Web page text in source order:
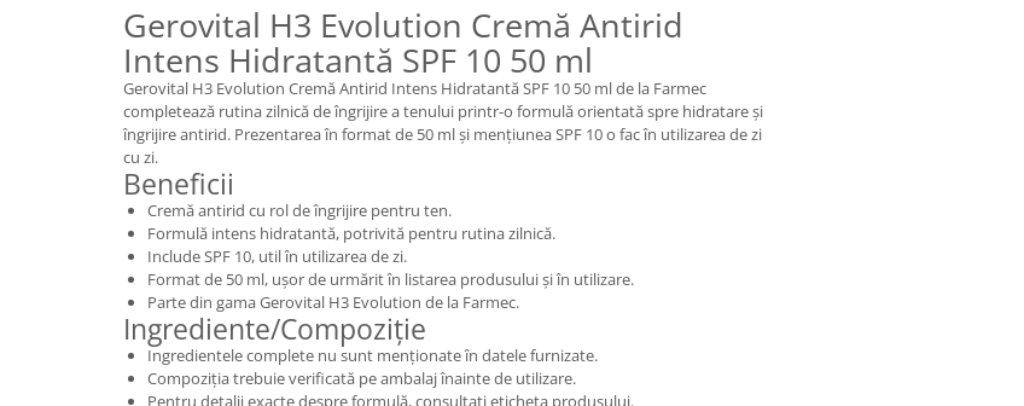
Gerovital H3 Evolution Cremă Antirid
Intens Hidratantă SPF 10 50 ml
Gerovital H3 Evolution Cremă Antirid Intens Hidratantă SPF 10 50 ml de la Farmec
completează rutina zilnică de îngrijire a tenului printr-o formulă orientată spre hidratare și
îngrijire antirid. Prezentarea în format de 50 ml și mențiunea SPF 10 o fac în utilizarea de zi
cu zi.
Beneficii
Cremă antirid cu rol de îngrijire pentru ten.
Formulă intens hidratantă, potrivită pentru rutina zilnică.
Include SPF 10, util în utilizarea de zi.
Format de 50 ml, ușor de urmărit în listarea produsului și în utilizare.
Parte din gama Gerovital H3 Evolution de la Farmec.
Ingrediente/Compoziție
Ingredientele complete nu sunt menționate în datele furnizate.
Compoziția trebuie verificată pe ambalaj înainte de utilizare.
Pentru detalii exacte despre formulă, consultați eticheta produsului.